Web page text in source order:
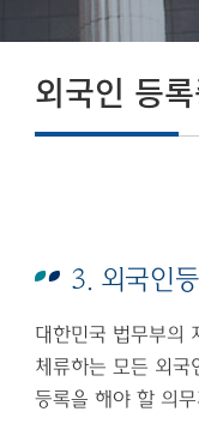
외국인 등
3. 외국인
대한민국 법무부의
체류하는 모든 외국
등록을 해야 할 의